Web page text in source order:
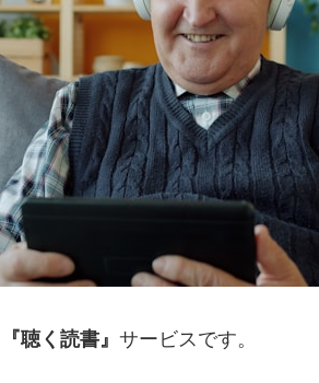
『聴く読書』 サービスです。